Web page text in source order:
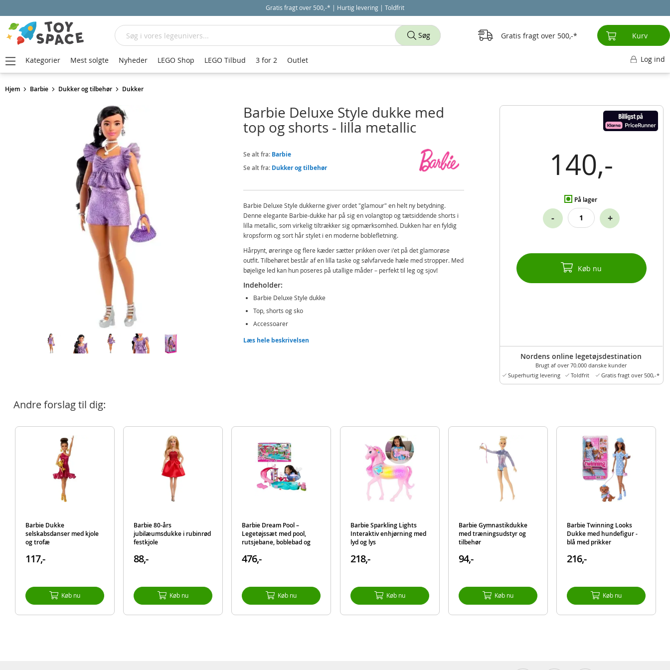
Gratis fragt over 500,-* | Hurtig levering | Toldfrit
Hjem Barbie Dukker og tilbehør Dukker
140,-
På lager
- +
Køb nu
Nordens online legetøjsdestination
Brugt af over 70.000 danske kunder
Superhurtig levering
Toldfrit Gratis fragt over 500,-*
Barbie Deluxe Style dukke med
top og shorts - lilla metallic
Se alt fra: Barbie
Se alt fra: Dukker og tilbehør
Barbie Deluxe Style dukkerne giver ordet "glamour" en helt ny betydning.
Denne elegante Barbie-dukke har på sig en volangtop og tætsiddende shorts i
lilla metallic, som virkelig tiltrækker sig opmærksomhed. Dukken har en fyldig
kropsform og sort hår stylet i en moderne boblefletning.
Hårpynt, øreringe og flere kæder sætter prikken over i'et på det glamorøse
outfit. Tilbehøret består af en lilla taske og sølvfarvede hæle med stropper. Med
bøjelige led kan hun poseres på utallige måder – perfekt til leg og sjov!
Indeholder:
Barbie Deluxe Style dukke
Top, shorts og sko
Accessoarer
Detaljer:
Mærke Barbie
Læs hele beskrivelsen
Andre forslag til dig:
Barbie Dukke
selskabsdanser med kjole
og trofæ
117,-
Køb nu
Barbie 80-års
jubilæumsdukke i rubinrød
festkjole
88,-
Køb nu
Barbie Dream Pool –
Legetøjssæt med pool,
rutsjebane, boblebad og
476,-
Køb nu
Barbie Sparkling Lights
Interaktiv enhjørning med
lyd og lys
218,-
Køb nu
Barbie Gymnastikdukke
med træningsudstyr og
tilbehør
94,-
Køb nu
Barbie Twinning Looks
Dukke med hundefigur -
blå med prikker
216,-
Køb nu
Søg
Søg Gratis fragt over 500,- Kurv
Kategorier Mest solgte Nyheder LEGO Shop LEGO Tilbud 3 for 2 Outlet Log ind